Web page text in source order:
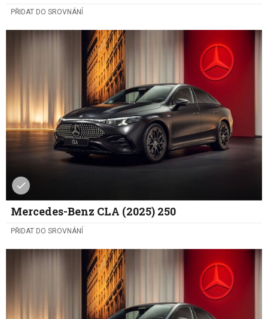
PŘIDAT DO SROVNÁNÍ
Mercedes-Benz CLA (2025) 250
PŘIDAT DO SROVNÁNÍ